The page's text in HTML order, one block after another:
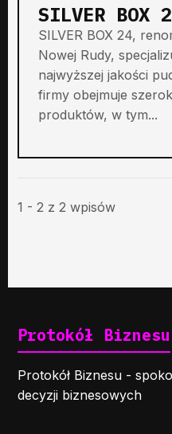
SILVER BOX
SILVER BOX 24,
Nowej Rudy,
najwyższej jakości
firmy obejmuje
produktów, w tym...
1 - 2 z 2 wpisów
Protokół Biznesu
Protokół Biznesu -
decyzji biznesowych